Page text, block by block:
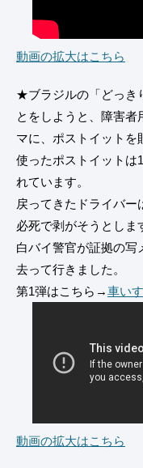
動画の拡大はこちら
★ブラジルの「どっき
とをしようと、障害
マに、ポストイットを
使ったポストイットは
れています。
戻ってきたドライバー
必死で剥がそうとしま
白バイ警官が証拠の写
去って行きました。
第1弾はこちら→車い
動画の拡大はこちら